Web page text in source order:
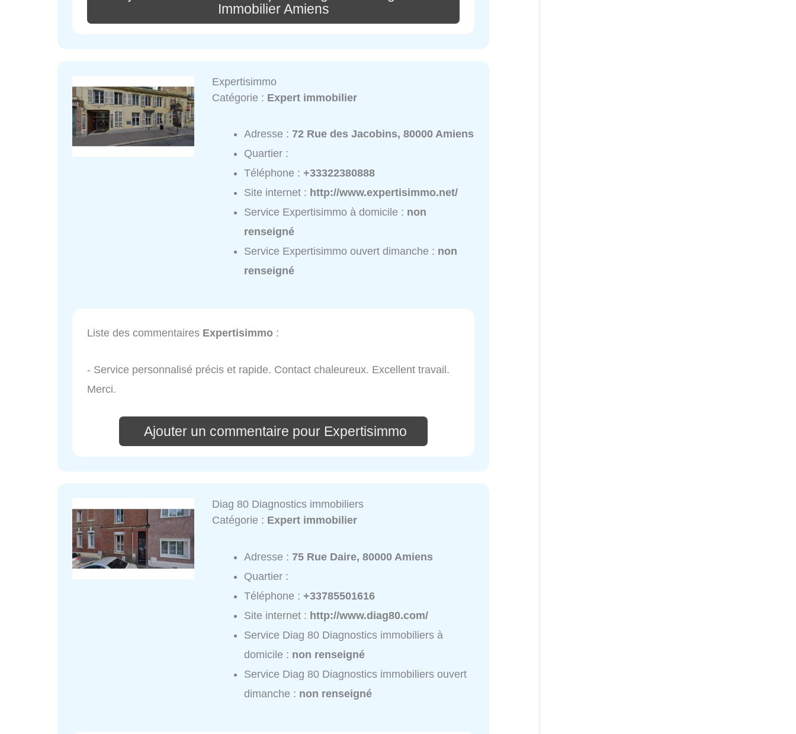
Immobilier Amiens
Expertisimmo
Catégorie : Expert immobilier
Adresse :72 Rue des Jacobins, 80000 Amiens
Quartier :
Téléphone :+33322380888
Site internet : http://www.expertisimmo.net/
Service Expertisimmo à domicile : non
renseigné
Service Expertisimmo ouvert dimanche : non
renseigné
Liste des commentaires Expertisimmo :
- Service personnalisé précis et rapide. Contact chaleureux. Excellent travail.
Merci.
Ajouter un commentaire pour Expertisimmo
Diag 80 Diagnostics immobiliers
Catégorie : Expert immobilier
Adresse :75 Rue Daire, 80000 Amiens
Quartier :
Téléphone :+33785501616
Site internet : http://www.diag80.com/
Service Diag 80 Diagnostics immobiliers à
domicile : non renseigné
Service Diag 80 Diagnostics immobiliers ouvert
dimanche : non renseigné